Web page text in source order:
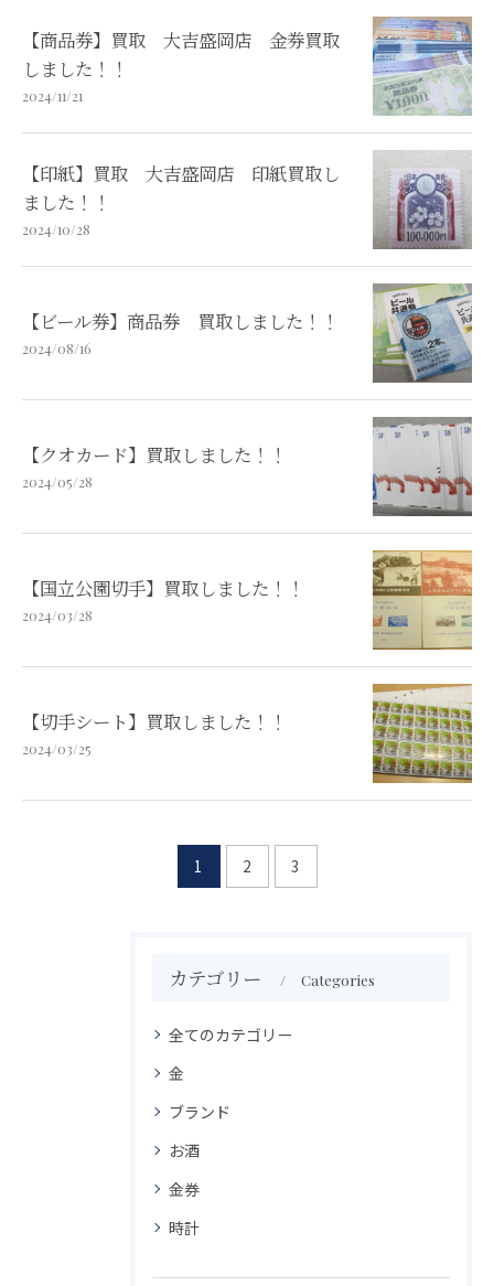
【商品券】買取 大吉盛岡店 金券買取
しました！！
2024/11/21
【印紙】買取 大吉盛岡店 印紙買取し
ました！！
2024/10/28
【ビール券】商品券 買取しました！！
2024/08/16
【クオカード】買取しました！！
2024/05/28
【国立公園切手】買取しました！！
2024/03/28
【切手シート】買取しました！！
2024/03/25
1 2 3
カテゴリー Categories
全てのカテゴリー
金
ブランド
お酒
金券
時計